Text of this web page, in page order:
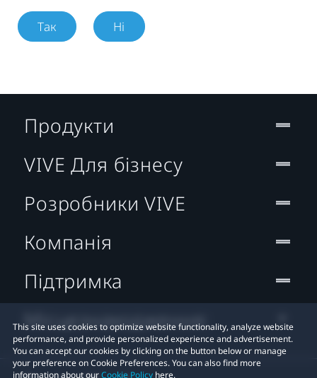
Так Ні
This site uses cookies to optimize website functionality, analyze website
performance, and provide personalized experience and advertisement.
You can accept our cookies by clicking on the button below or manage
your preference on Cookie Preferences. You can also find more
information about ourCookie Policy here.
Продукти
VIVE Для бізнесу
Розробники VIVE
Компанія
Підтримка
Місцезнаходження: